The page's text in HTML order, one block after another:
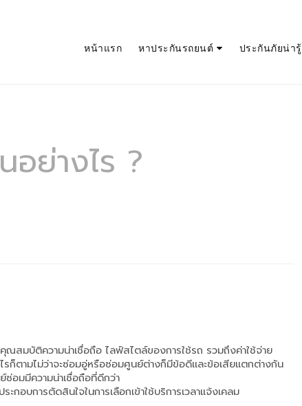
หน้าแรก หาประกันรถยนต์ ประกันภัยน่ารู้
ย่างไร ?
สมบัติความน่าเชื่อถือ ไลฟ์สไตล์ของการใช้รถ รวมถึงค่าใช้จ่าย
รก็ตามไม่ว่าจะซ่อมอู่หรือซ่อมศูนย์ต่างก็มีข้อดีและข้อเสียแตกต่างกัน
ซ่อมมีความน่าเชื่อถือที่ดีกว่า
อบการตัดสินใจในการเลือกเข้าใช้บริการเวลาแจ้งเคลม